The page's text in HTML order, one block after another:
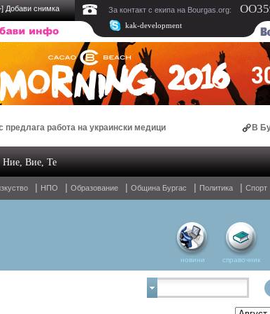
работа на украински медици В Бургас
комплекти и домашен текстил
Ние, Вие, Те
| НПО | Образование | Община Бургас | Политика | Спорт
новини справочник
] Добави снимка За контакт с екипа на Bourgas.org:
kak-development